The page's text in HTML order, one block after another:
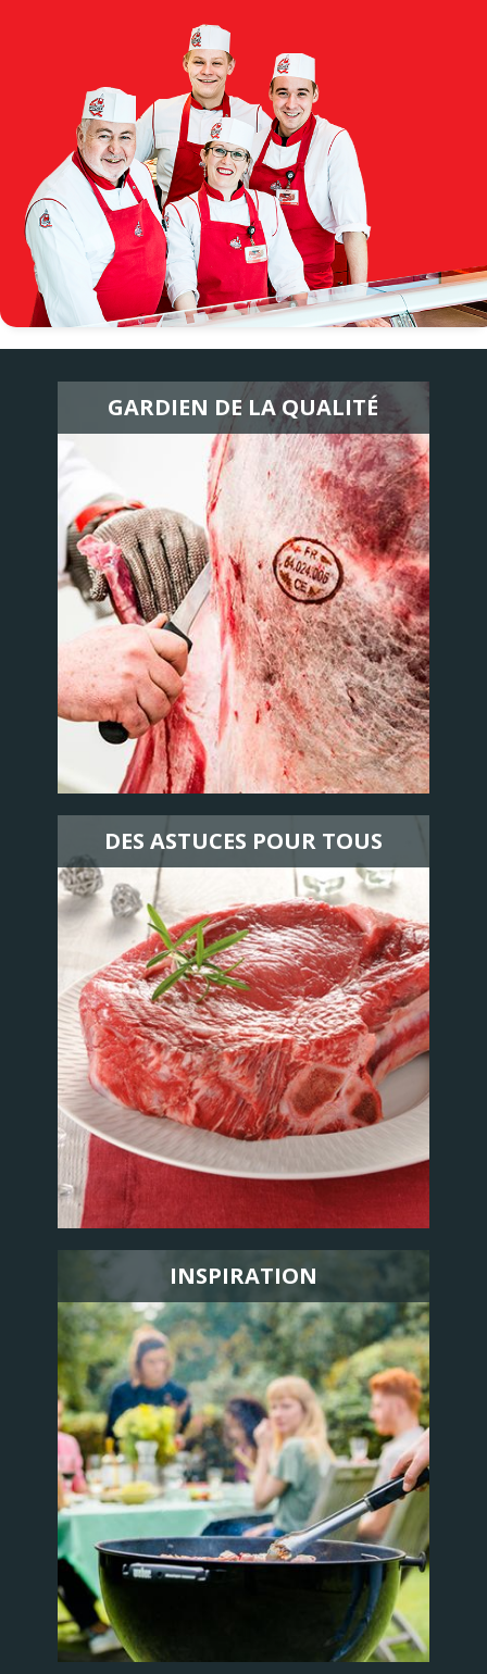
GARDIEN DE LA QUALITÉ
DES ASTUCES POUR TOUS
INSPIRATION